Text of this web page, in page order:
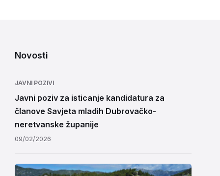
Novosti
JAVNI POZIVI
Javni poziv za isticanje kandidatura za
članove Savjeta mladih Dubrovačko-
neretvanske županije
09/02/2026